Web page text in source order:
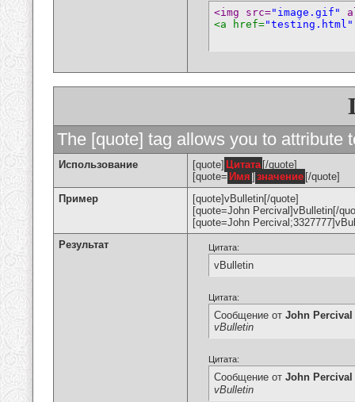
<img src="image.gif"
<a href="testing.html"
The [quote] tag allows you to attribute
Использование [quote] Цитата [/quote]
[quote= Имя ] значение [/quote]
Пример
[quote]vBulletin[/quote]
[quote=John Percival]vBulletin[/
[quote=John
Результат
Цитата:
vBulletin
Цитата:
Сообщение от John Percival
vBulletin
Цитата:
Сообщение от John Percival
vBulletin